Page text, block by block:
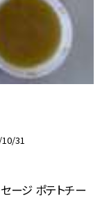
31
ージ ポテトチー